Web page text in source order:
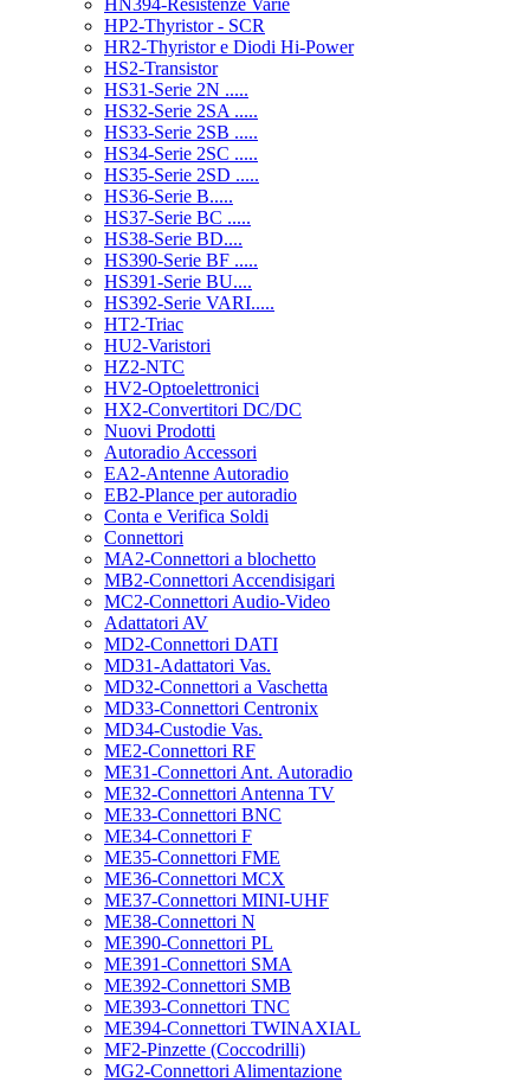
HN394-Resistenze Varie
HP2-Thyristor - SCR
HR2-Thyristor e Diodi Hi-Power
HS2-Transistor
HS31-Serie 2N .....
HS32-Serie 2SA .....
HS33-Serie 2SB .....
HS34-Serie 2SC .....
HS35-Serie 2SD .....
HS36-Serie B.....
HS37-Serie BC .....
HS38-Serie BD....
HS390-Serie BF .....
HS391-Serie BU....
HS392-Serie VARI.....
HT2-Triac
HU2-Varistori
HZ2-NTC
HV2-Optoelettronici
HX2-Convertitori DC/DC
Nuovi Prodotti
Autoradio Accessori
EA2-Antenne Autoradio
EB2-Plance per autoradio
Conta e Verifica Soldi
Connettori
MA2-Connettori a blochetto
MB2-Connettori Accendisigari
MC2-Connettori Audio-Video
Adattatori AV
MD2-Connettori DATI
MD31-Adattatori Vas.
MD32-Connettori a Vaschetta
MD33-Connettori Centronix
MD34-Custodie Vas.
ME2-Connettori RF
ME31-Connettori Ant. Autoradio
ME32-Connettori Antenna TV
ME33-Connettori BNC
ME34-Connettori F
ME35-Connettori FME
ME36-Connettori MCX
ME37-Connettori MINI-UHF
ME38-Connettori N
ME390-Connettori PL
ME391-Connettori SMA
ME392-Connettori SMB
ME393-Connettori TNC
ME394-Connettori TWINAXIAL
MF2-Pinzette (Coccodrilli)
MG2-Connettori Alimentazione